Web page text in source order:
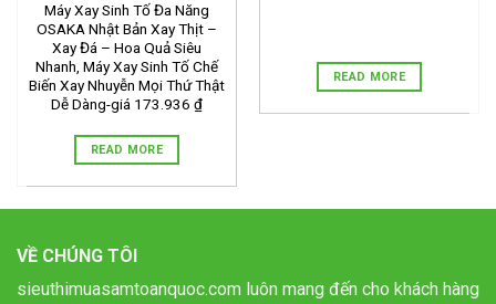
Máy Xay Sinh Tố Đa Năng
OSAKA Nhật Bản Xay Thịt –
Xay Đá – Hoa Quả Siêu
Nhanh, Máy Xay Sinh Tố Chế
Biến Xay Nhuyễn Mọi Thứ Thật
Dễ Dàng-giá 173.936 ₫
READ MORE
READ MORE
VỀ CHÚNG TÔI
sieuthimuasamtoanquoc.com luôn mang đến cho khách hàng